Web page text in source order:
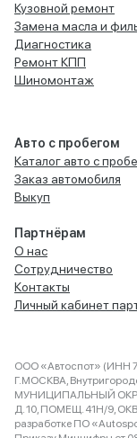
Кузовной ремонт
Замена масла и
Диагностика
Ремонт КПП
Шиномонтаж
Авто с пробегом
Каталог авто с
Заказ автомобиля
Выкуп
Партнёрам
О нас
Сотрудничество
Контакты
Личный кабинет
ООО «Автоспот» (ИНН
Г.МОСКВА,
МУНИЦИПАЛЬНЫЙ
Д. 10, ПОМЕЩ. 41Н/9,
разработке ПО